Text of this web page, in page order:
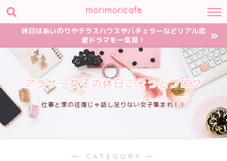
morimoricafe
休日はあいのりやテラスハウスやバチェラーなどリアル恋
愛ドラマを一気見！
アラサー女子の休日こそっとブログ
仕事と家の往復じゃ話し足りない女子集まれ！！
― CATEGORY ―